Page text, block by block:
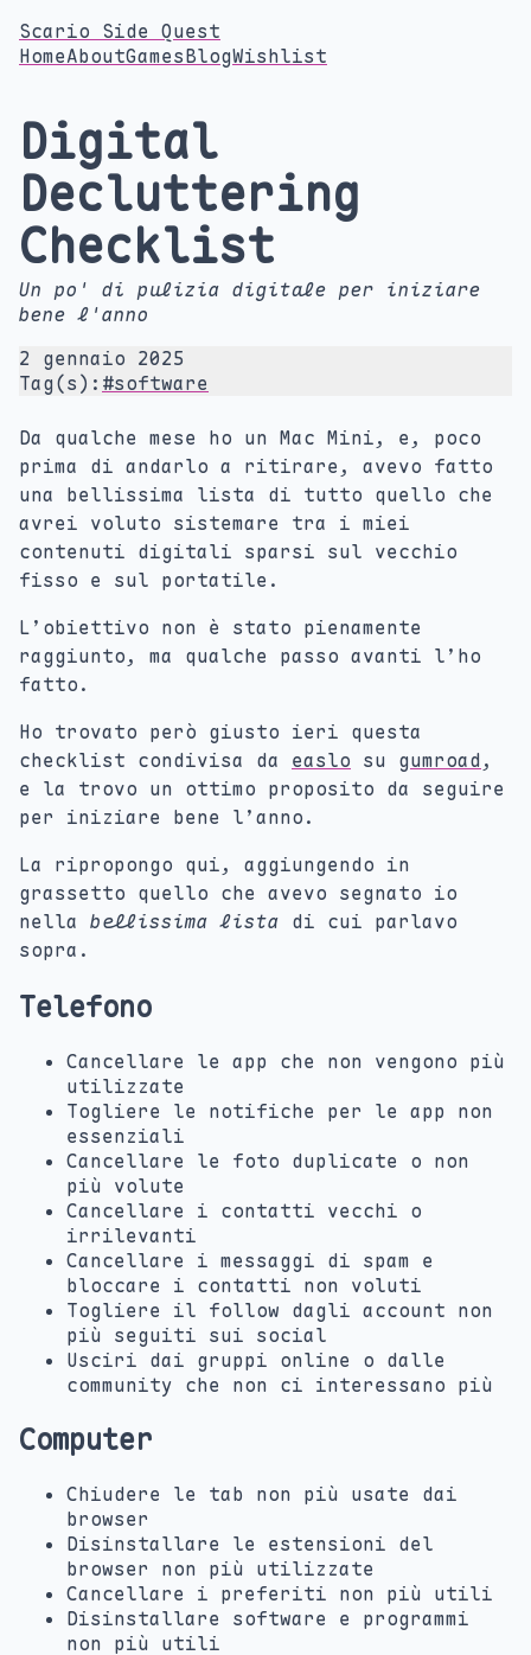
Scario Side Quest
HomeAboutGamesBlogWishlist
Digital
Decluttering
Checklist
Un po' di pulizia digitale per iniziare
bene l'anno
2 gennaio 2025
Tag(s): #software
Da qualche mese ho un Mac Mini, e, poco
prima di andarlo a ritirare, avevo fatto
una bellissima lista di tutto quello che
avrei voluto sistemare tra i miei
contenuti digitali sparsi sul vecchio
fisso e sul portatile.
L’obiettivo non è stato pienamente
raggiunto, ma qualche passo avanti l’ho
fatto.
Ho trovato però giusto ieri questa
checklist condivisa da easlo su gumroad,
e la trovo un ottimo proposito da seguire
per iniziare bene l’anno.
La ripropongo qui, aggiungendo in
grassetto quello che avevo segnato io
nella bellissima lista di cui parlavo
sopra.
Telefono
Cancellare le app che non vengono più
utilizzate
Togliere le notifiche per le app non
essenziali
Cancellare le foto duplicate o non
più volute
Cancellare i contatti vecchi o
irrilevanti
Cancellare i messaggi di spam e
bloccare i contatti non voluti
Togliere il follow dagli account non
più seguiti sui social
Usciri dai gruppi online o dalle
community che non ci interessano più
Computer
Chiudere le tab non più usate dai
browser
Disinstallare le estensioni del
browser non più utilizzate
Cancellare i preferiti non più utili
Disinstallare software e programmi
non più utili